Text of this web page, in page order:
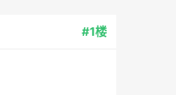
#1楼